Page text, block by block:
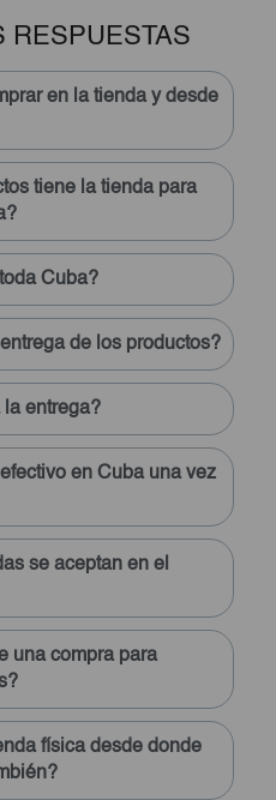
estés por mucho tiempo
Barcelona
RESPUESTAS
en la tienda y desde
tiene la tienda para
Cuba?
de los productos?
la entrega?
en Cuba una vez
se aceptan en el
una compra para
física desde donde